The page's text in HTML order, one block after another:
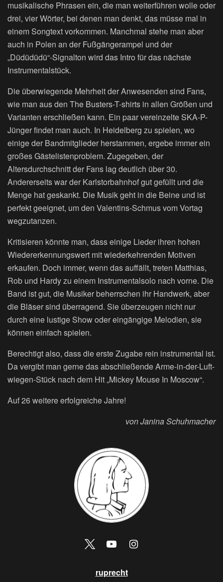
musikalische Phrasen ein, die man weiterführen wolle oder
drei, vier Wörter, bei denen man denkt, das müsse mal in
einem Songtext vorkommen. Manchmal stehe man aber
auch in Polen an der Fußgängerampel und der
„Düdüdüdü“-Signalton wird das Intro für das nächste
Instrumentalstück.
Die überwiegende Mehrheit der Anwesenden sind Fans,
wie man aus den The Busters-T-shirts in allen Größen und
Varianten erschließen kann. Ein paar vereinzelte SKA-P-
Jünger findet man auch. In Heidelberg zu spielen, wo
einige der Bandmitglieder herstammen, ergebe immer ein
großes Gästelistenproblem. Zugegeben, der
Altersdurchschnitt der Fans lag deutlich über 30.
Andererseits war der Karlstorbahnhof gut gefüllt und die
Menge hat geskankt. Die Musik geht in die Beine und ist
perfekt geeignet, um den Valentins-Schmus vom Vortag
wegzutanzen.
Kritisieren könnte man, dass einige Lieder ihren hohen
Wiedererkennungswert mit wiederkehrenden Motiven
erkaufen. Doch immer, wenn das auffällt, treten Matthias,
Rob und Hardy zu einem Instrumentalsolo nach vorne. Die
Band ist gut, die Musiker beherrschen ihr Handwerk, aber
die Bläser sind überragend. Sie überzeugen nicht nur
durch eine lustige Show oder eingängige Melodien, sie
können einfach spielen.
Berechtigt also, dass die erste Zugabe rein instrumental ist.
Da vergibt man gerne das abschließende Arme-in-der-Luft-
wiegen-Stück nach dem Hit „Mickey Mouse In Moscow“.
Auf 26 weitere erfolgreiche Jahre!
von Janina Schuhmacher
ruprecht